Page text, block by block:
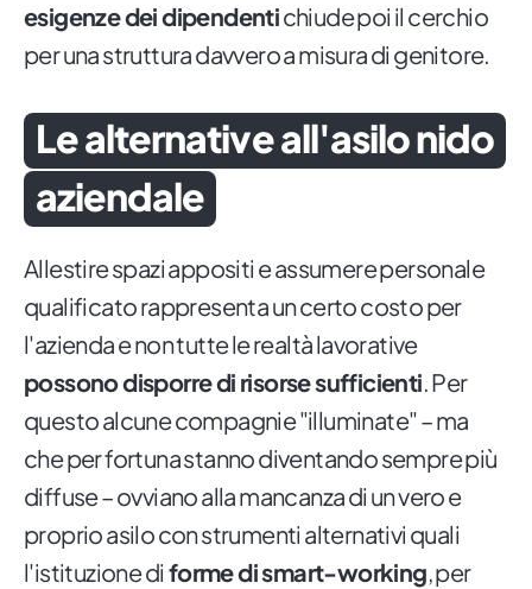
esigenze dei dipendentichiude poi il cerchio
per una struttura davvero a misura di genitore.
Le alternative all'asilo nido
aziendale
Allestire spazi appositi e assumere personale
qualificato rappresenta un certo costo per
l'azienda e non tutte le realtà lavorative
possono disporre di risorse sufficienti. Per
questo alcune compagnie "illuminate" – ma
che per fortuna stanno diventando sempre più
diffuse – ovviano alla mancanza di un vero e
proprio asilo con strumenti alternativi quali
l'istituzione di forme di smart-working, per